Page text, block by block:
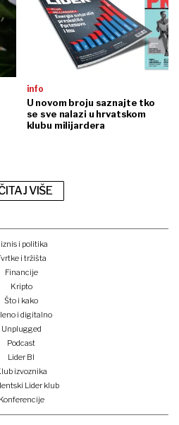
info
U novom broju saznajte tko
se sve nalazi u hrvatskom
klubu milijardera
VIŠE
i politika
i tržišta
Financije
Kripto
Što i kako
i digitalno
Unplugged
Podcast
Lider BI
izvoznika
Lider klub
Konferencije